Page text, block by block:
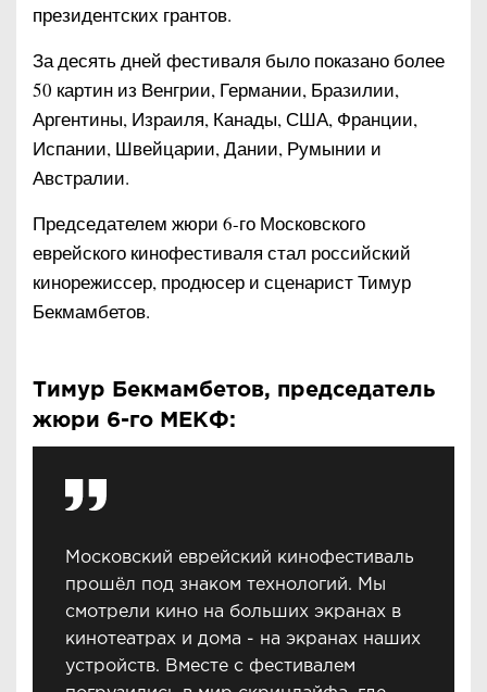
президентских грантов.
За десять дней фестиваля было показано более
50 картин из Венгрии, Германии, Бразилии,
Аргентины, Израиля, Канады, США, Франции,
Испании, Швейцарии, Дании, Румынии и
Австралии.
Председателем жюри 6-го Московского
еврейского кинофестиваля стал российский
кинорежиссер, продюсер и сценарист Тимур
Бекмамбетов.
Тимур Бекмамбетов, председатель
жюри 6-го МЕКФ:
Московский еврейский кинофестиваль
прошёл под знаком технологий. Мы
смотрели кино на больших экранах в
кинотеатрах и дома - на экранах наших
устройств. Вместе с фестивалем